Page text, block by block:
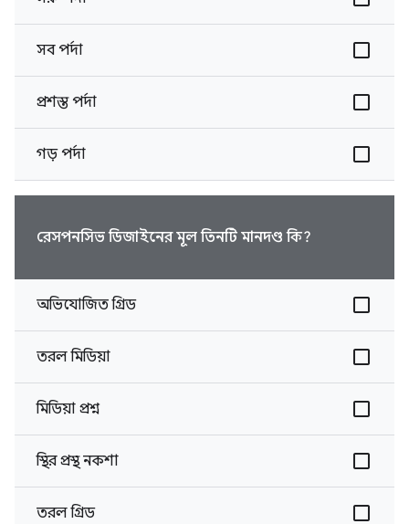
সব পর্দা
প্রশস্ত পর্দা
গড় পর্দা
রেসপনসিভ ডিজাইনের মূল তিনটি মানদণ্ড কি?
অভিযোজিত গ্রিড
তরল মিডিয়া
মিডিয়া প্রশ্ন
স্থির প্রস্থ নকশা
তরল গ্রিড